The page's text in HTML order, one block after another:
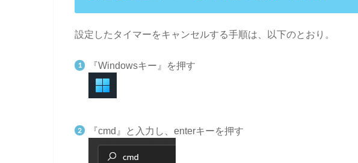
設定したタイマーをキャンセルする手順は、以下のとおり。
『Windowsキー』を押す
『cmd』と入力し、enterキーを押す